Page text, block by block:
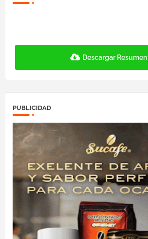
Descargar Resumen
PUBLICIDAD